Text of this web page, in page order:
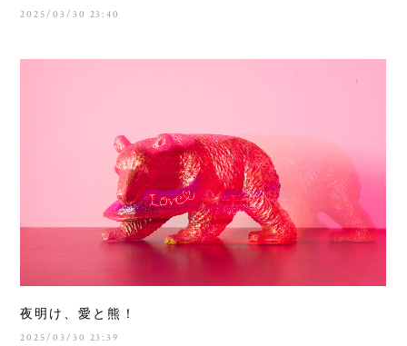
2025/03/30 23:40
夜明け、愛と熊！
2025/03/30 23:39